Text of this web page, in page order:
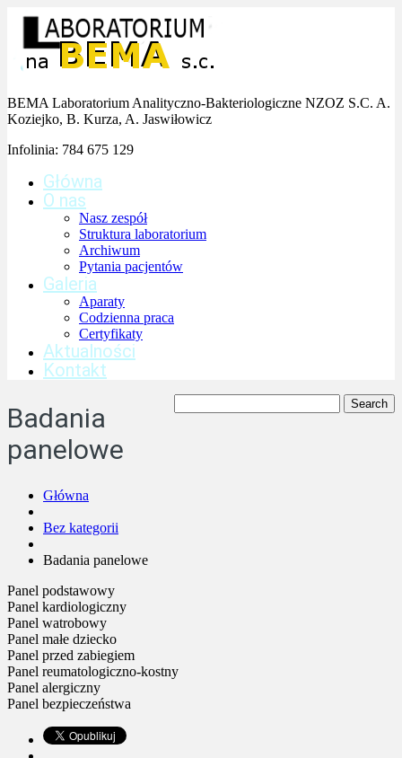
BEMA Laboratorium Analityczno-Bakteriologiczne NZOZ S.C. A.
Koziejko, B. Kurza, A. Jaswiłowicz
Infolinia: 784 675 129
Główna
O nas
Nasz zespół
Struktura laboratorium
Archiwum
Pytania pacjentów
Galeria
Aparaty
Codzienna praca
Certyfikaty
Aktualności
Kontakt
Badania
panelowe
Główna
Bez kategorii
Badania panelowe
Panel podstawowy
Panel kardiologiczny
Panel watrobowy
Panel małe dziecko
Panel przed zabiegiem
Panel reumatologiczno-kostny
Panel alergiczny
Panel bezpieczeństwa